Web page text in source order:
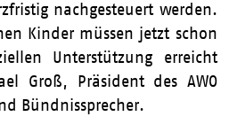
nachgesteuert werden.
Kinder müssen jetzt schon
Unterstützung erreicht
Groß, Präsident des AWO
Bündnissprecher.